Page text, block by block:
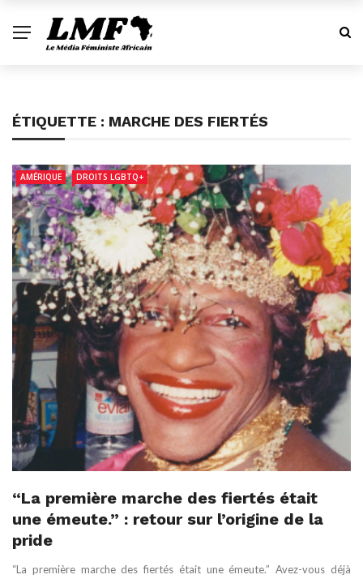
ÉTIQUETTE : MARCHE DES FIERTÉS
AMÉRIQUE DROITS LGBTQ+
“La première marche des fiertés était
une émeute.” : retour sur l’origine de la
pride
“La première marche des fiertés était une émeute.” Avez-vous déjà